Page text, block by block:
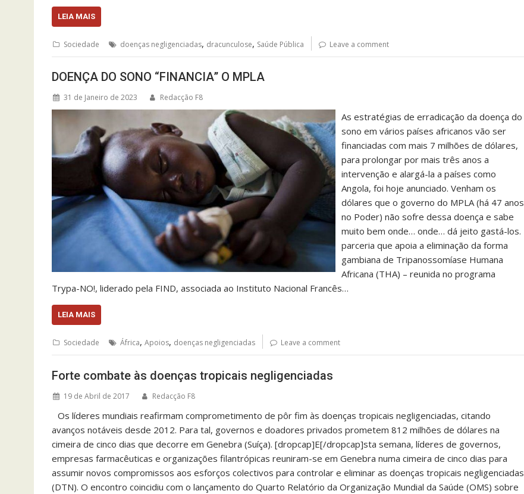
LEIA MAIS
Sociedade doenças negligenciadas, dracunculose, Saúde Pública Leave a comment
DOENÇA DO SONO “FINANCIA” O MPLA
31 de Janeiro de 2023 Redacção F8
As estratégias de erradicação da doença do
sono em vários países africanos vão ser
financiadas com mais 7 milhões de dólares,
para prolongar por mais três anos a
intervenção e alargá-la a países como
Angola, foi hoje anunciado. Venham os
dólares que o governo do MPLA (há 47 anos
no Poder) não sofre dessa doença e sabe
muito bem onde… onde… dá jeito gastá-los.
parceria que apoia a eliminação da forma
gambiana de Tripanossomíase Humana
Africana (THA) – reunida no programa
Trypa-NO!, liderado pela FIND, associada ao Instituto Nacional Francês…
LEIA MAIS
Sociedade África, Apoios, doenças negligenciadas Leave a comment
Forte combate às doenças tropicais negligenciadas
19 de Abril de 2017 Redacção F8
Os líderes mundiais reafirmam comprometimento de pôr fim às doenças tropicais negligenciadas, citando
avanços notáveis desde 2012. Para tal, governos e doadores privados prometem 812 milhões de dólares na
cimeira de cinco dias que decorre em Genebra (Suíça). [dropcap]E[/dropcap]sta semana, líderes de governos,
empresas farmacêuticas e organizações filantrópicas reuniram-se em Genebra numa cimeira de cinco dias para
assumir novos compromissos aos esforços colectivos para controlar e eliminar as doenças tropicais negligenciadas
(DTN). O encontro coincidiu com o lançamento do Quarto Relatório da Organização Mundial da Saúde (OMS) sobre